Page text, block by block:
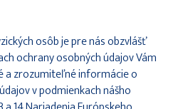
osôb je pre nás obzvlášť
ochrany osobných údajov Vám
a zrozumiteľné informácie o
v podmienkach nášho